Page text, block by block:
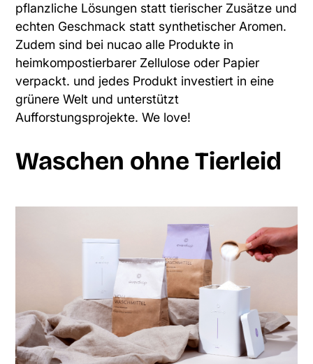
pflanzliche Lösungen statt tierischer Zusätze und
echten Geschmack statt synthetischer Aromen.
Zudem sind bei nucao alle Produkte in
heimkompostierbarer Zellulose oder Papier
verpackt. und jedes Produkt investiert in eine
grünere Welt und unterstützt
Aufforstungsprojekte. We love!
Waschen ohne Tierleid